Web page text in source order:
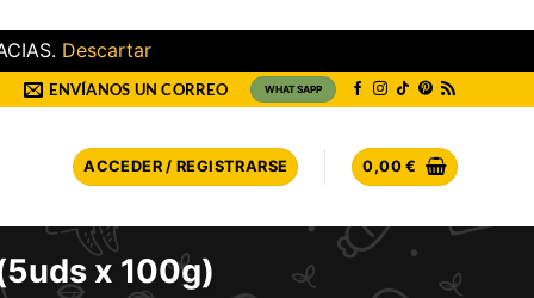
Descartar
ENVÍANOS UN CORREO WHATSAPP
ACCEDER / REGISTRARSE 0,00€
x 100g)